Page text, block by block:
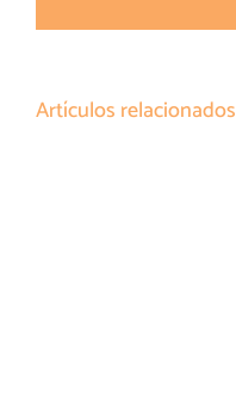
Artículos relacionados